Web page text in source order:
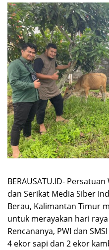
BERAUSATU.ID-
dan Serikat Media Siber
Berau, Kalimantan Timur
untuk merayakan hari
Rencananya, PWI dan
4 ekor sapi dan 2 ekor